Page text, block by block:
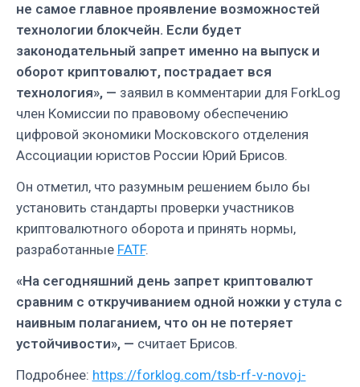
не самое главное проявление возможностей
технологии блокчейн. Если будет
законодательный запрет именно на выпуск и
оборот криптовалют, пострадает вся
технология», — заявил в комментарии для ForkLog
член Комиссии по правовому обеспечению
цифровой экономики Московского отделения
Ассоциации юристов России Юрий Брисов.
Он отметил, что разумным решением было бы
установить стандарты проверки участников
криптовалютного оборота и принять нормы,
разработанные FATF.
«На сегодняшний день запрет криптовалют
сравним с откручиванием одной ножки у стула с
наивным полаганием, что он не потеряет
устойчивости», — считает Брисов.
Подробнее: https://forklog.com/tsb-rf-v-novoj-